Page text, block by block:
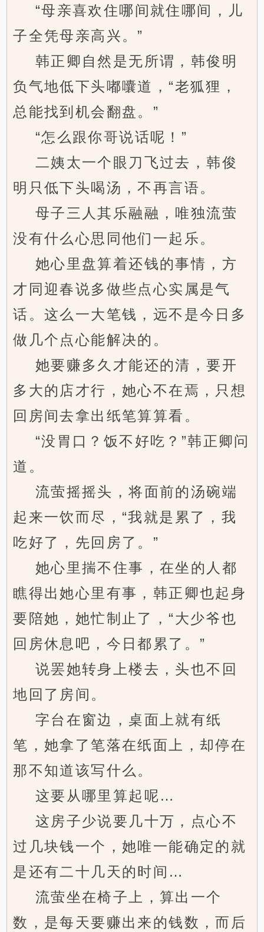
“母亲喜欢住哪间就住哪间，儿
子全凭母亲高兴。”
韩正卿自然是无所谓，韩俊明
负气地低下头嘟囔道，“老狐狸，
总能找到机会翻盘。”
“怎么跟你哥说话呢！”
二姨太一个眼刀飞过去，韩俊
明只低下头喝汤，不再言语。
母子三人其乐融融，唯独流萤
没有什么心思同他们一起乐。
她心里盘算着还钱的事情，方
才同迎春说多做些点心实属是气
话。这么一大笔钱，远不是今日多
做几个点心能解决的。
她要赚多久才能还的清，要开
多大的店才行，她心不在焉，只想
回房间去拿出纸笔算算看。
“没胃口？饭不好吃？”韩正卿问
道。
流萤摇摇头，将面前的汤碗端
起来一饮而尽，“我就是累了，我
吃好了，先回房了。”
她心里揣不住事，在坐的人都
瞧得出她心里有事，韩正卿也起身
要陪她，她忙制止了，“大少爷也
回房休息吧，今日都累了。”
说罢她转身上楼去，头也不回
地回了房间。
字台在窗边，桌面上就有纸
笔，她拿了笔落在纸面上，却停在
那不知道该写什么。
这要从哪里算起呢…
这房子少说要几十万，点心不
过几块钱一个，她唯一能确定的就
是还有二十几天的时间…
流萤坐在椅子上，算出一个
数，是每天要赚出来的钱数，而后